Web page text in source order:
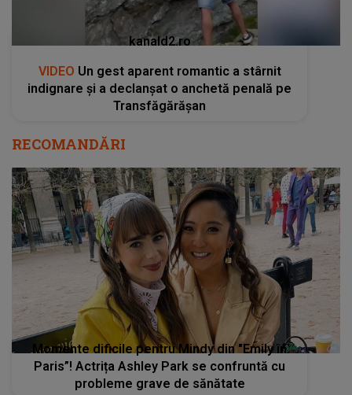
kanald2.ro
VIDEO Un gest aparent romantic a stârnit
indignare și a declanșat o anchetă penală pe
Transfăgărășan
RECOMANDĂRI
Momente dificile pentru Mindy din "Emily în
Paris”! Actrița Ashley Park se confruntă cu
probleme grave de sănătate